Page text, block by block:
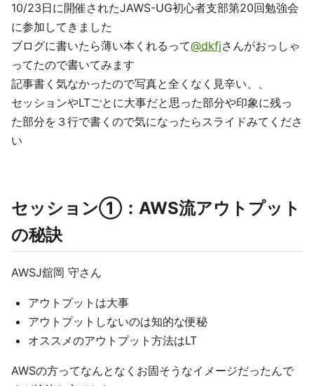
10/23日に開催されたJAWS-UG初心者支部第20回勉強会
に参加してきました
ブログに書いたら薄い本くれるって@dkfjさんがおっしゃ
ってたので書いてみます
記事書く気なかったので写真と全くなく見辛い、、
セッションやLTごとに大事だと思った部分や印象に残っ
た部分を３行で書くので気になったらスライドみてくださ
い
セッション①：AWS流アウトプット
の秘訣
AWSJ舘岡 守さん
アウトプットは大事
アウトプットしないのは知的な便秘
オススメのアウトプット方法はLT
AWSの方ってなんとなくお固そうなイメージだったんで